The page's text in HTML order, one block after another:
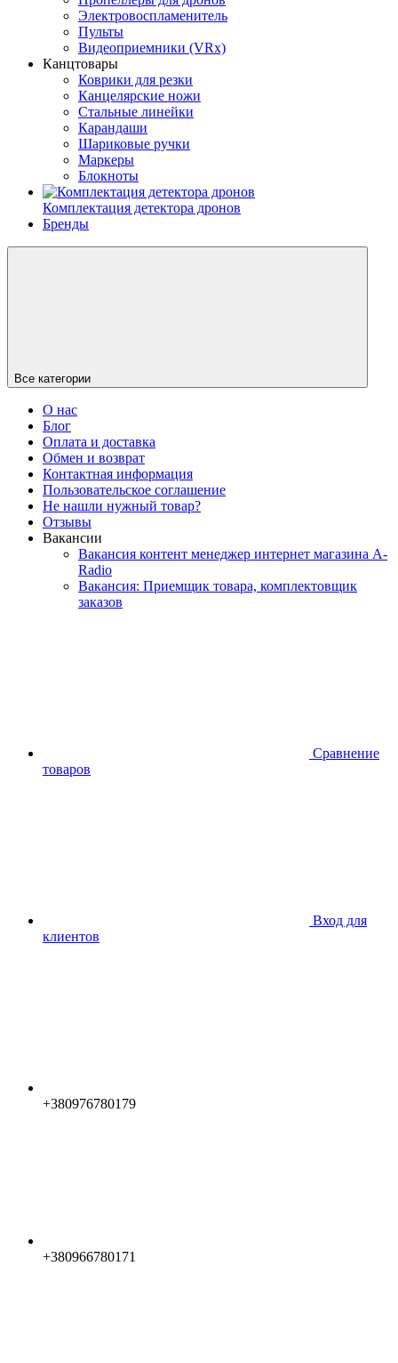
Электровоспламенитель
Пульты
Видеоприемники (VRx)
Канцтовары
Коврики для резки
Канцелярские ножи
Стальные линейки
Карандаши
Шариковые ручки
Маркеры
Блокноты
Комплектация детектора дронов
Бренды
Все категории
О нас
Блог
Оплата и доставка
Обмен и возврат
Контактная информация
Пользовательское соглашение
Не нашли нужный товар?
Отзывы
Вакансии
Вакансия контент менеджер интернет магазина A-
Radio
Вакансия: Приемщик товара, комплектовщик
заказов
Сравнение
товаров
Вход для
клиентов
+380976780179
+380966780171